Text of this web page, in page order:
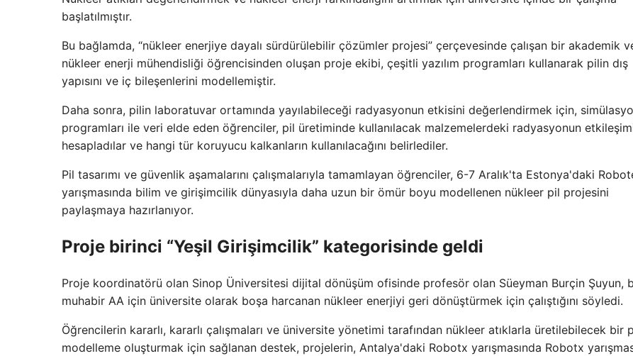
başlatılmıştır.
Bu bağlamda, “nükleer enerjiye dayalı sürdürülebilir çözümler projesi” çerçevesinde çalışan bir akademik
nükleer enerji mühendisliği öğrencisinden oluşan proje ekibi, çeşitli yazılım programları kullanarak pilin dış
yapısını ve iç bileşenlerini modellemiştir.
Daha sonra, pilin laboratuvar ortamında yayılabileceği radyasyonun etkisini değerlendirmek için,
programları ile veri elde eden öğrenciler, pil üretiminde kullanılacak malzemelerdeki radyasyonun
hesapladılar ve hangi tür koruyucu kalkanların kullanılacağını belirlediler.
Pil tasarımı ve güvenlik aşamalarını çalışmalarıyla tamamlayan öğrenciler, 6-7 Aralık'ta Estonya'daki
yarışmasında bilim ve girişimcilik dünyasıyla daha uzun bir ömür boyu modellenen nükleer pil projesini
paylaşmaya hazırlanıyor.
Proje birinci “Yeşil Girişimcilik” kategorisinde geldi
Proje koordinatörü olan Sinop Üniversitesi dijital dönüşüm ofisinde profesör olan Süeyman Burçin Şuyun,
muhabir AA için üniversite olarak boşa harcanan nükleer enerjiyi geri dönüştürmek için çalıştığını söyledi.
Öğrencilerin kararlı, kararlı çalışmaları ve üniversite yönetimi tarafından nükleer atıklarla üretilebilecek bir
modelleme oluşturmak için sağlanan destek, projelerin, Antalya'daki Robotx yarışmasında Robotx